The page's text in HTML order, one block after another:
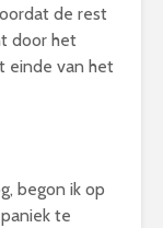
de rest
door het
einde van het
begon ik op
te